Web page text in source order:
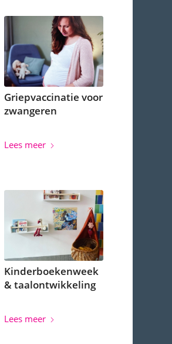
Griepvaccinatie voor
zwangeren
Lees meer
Kinderboekenweek
& taalontwikkeling
Lees meer